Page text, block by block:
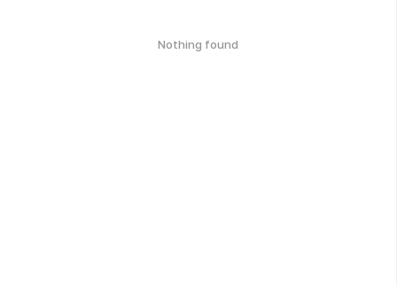
Nothing found